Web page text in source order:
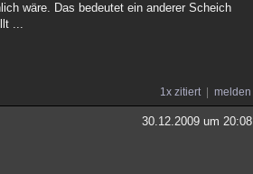
wäre. Das bedeutet ein anderer Scheich
...
1x zitiert melden
30.12.2009 um 20:08